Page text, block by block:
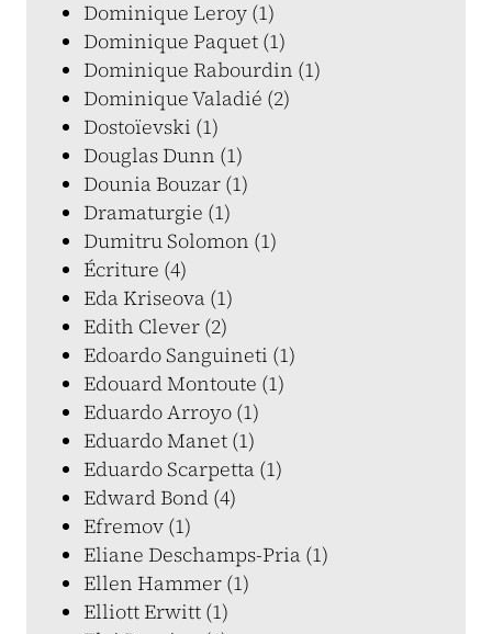
Dominique Leroy (1)
Dominique Paquet (1)
Dominique Rabourdin (1)
Dominique Valadié (2)
Dostoïevski (1)
Douglas Dunn (1)
Dounia Bouzar (1)
Dramaturgie (1)
Dumitru Solomon (1)
Écriture (4)
Eda Kriseova (1)
Edith Clever (2)
Edoardo Sanguineti (1)
Edouard Montoute (1)
Eduardo Arroyo (1)
Eduardo Manet (1)
Eduardo Scarpetta (1)
Edward Bond (4)
Efremov (1)
Eliane Deschamps-Pria (1)
Ellen Hammer (1)
Elliott Erwitt (1)